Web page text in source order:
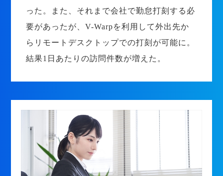
った。また、それまで会社で勤怠打刻する必
要があったが、V-Warpを利用して外出先か
らリモートデスクトップでの打刻が可能に。
結果1日あたりの訪問件数が増えた。